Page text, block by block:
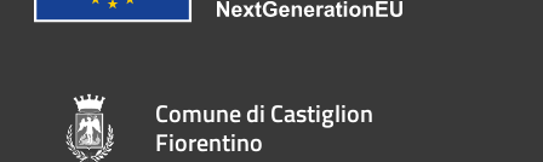
Comune di Castiglion
Fiorentino